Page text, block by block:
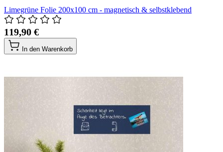
Limegrüne Folie 200x100 cm - magnetisch & selbstklebend
119,90 €
In den Warenkorb